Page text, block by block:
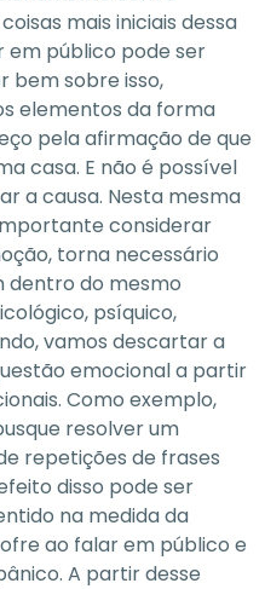
mais iniciais dessa
em público pode ser
bem sobre isso,
elementos da forma
pela afirmação de que
casa. E não é possível
a causa. Nesta mesma
considerar
torna necessário
dentro do mesmo
psíquico,
vamos descartar a
emocional a partir
Como exemplo,
resolver um
repetições de frases
disso pode ser
na medida da
ao falar em público e
A partir desse